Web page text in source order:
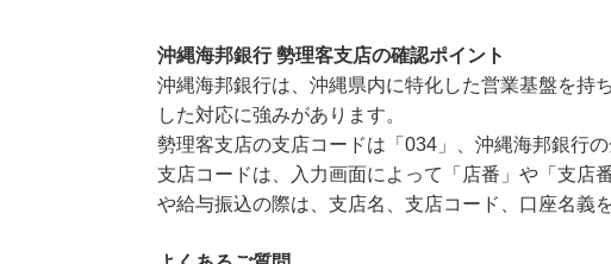
沖縄海邦銀行 勢理客支店の確認ポイント
沖縄海邦銀行は、沖縄県内に特化した営業基盤を持
した対応に強みがあります。
勢理客支店の支店コードは「034」、沖縄海邦銀行
支店コードは、入力画面によって「店番」や「支店
や給与振込の際は、支店名、支店コード、口座名義